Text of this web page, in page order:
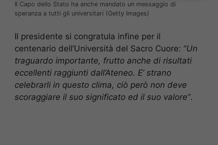
Il Capo dello Stato ha anche mandato un messaggio di
speranza a tutti gli universitari (Getty Images)
Il presidente si congratula infine per il
centenario dell’Università del Sacro Cuore: “Un
traguardo importante, frutto anche di risultati
eccellenti raggiunti dall’Ateneo. E’ strano
celebrarli in questo clima, ciò però non deve
scoraggiare il suo significato ed il suo valore”.